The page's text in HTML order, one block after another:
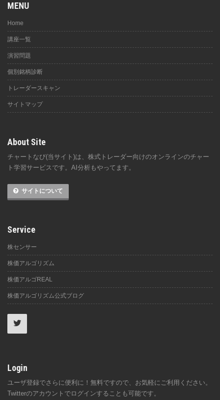
MENU
Home
講座一覧
演習問題
個別銘柄診断
トレーダースキャン
サイトマップ
About Site
チャートなび(当サイト)は、株式トレーダー向けのオンラインのチャー
ト学習サービスです。AI分析もやってます。
サイトについて
Service
株センサー
株価アルゴリズム
株価アルゴREAL
株価アルゴリズム公式ブログ
Login
ユーザ登録でさらに便利に！無料ですので、お気軽にご利用ください。
Twitterのアカウントでログインすることも可能です。